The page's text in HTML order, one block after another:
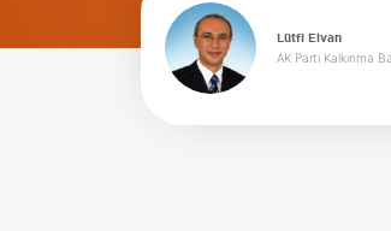
Lütfi Elvan
AK Parti Kalkınma